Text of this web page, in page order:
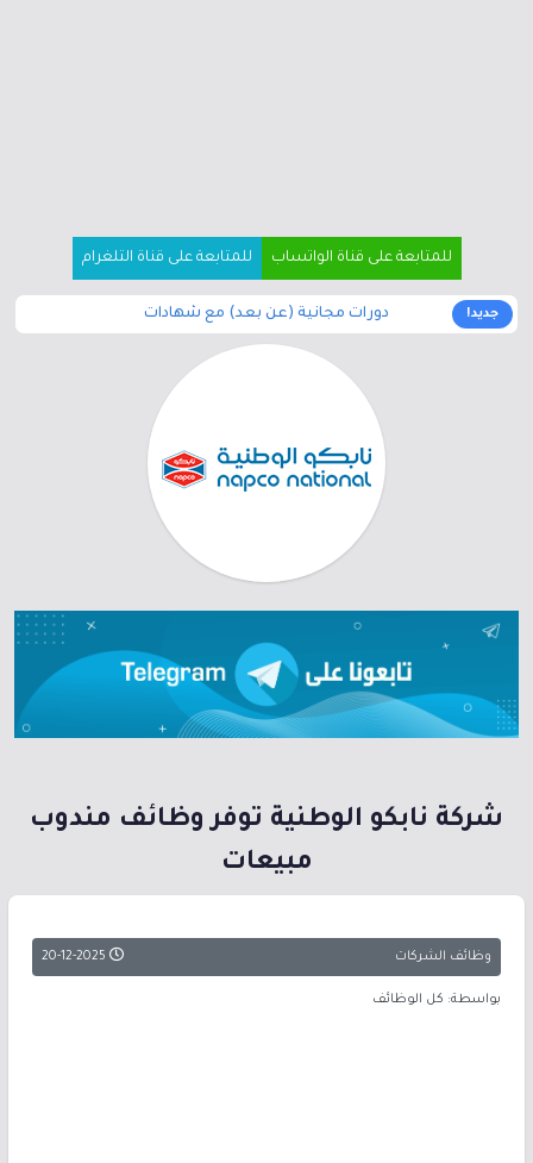
للمتابعة على قناة الواتساب للمتابعة على قناة التلغرام
جديد! دورات مجانية (عن بعد) مع شهادات
شركة نابكو الوطنية توفر وظائف مندوب
مبيعات
وظائف الشركات 20-12-2025
بواسطة: كل الوظائف